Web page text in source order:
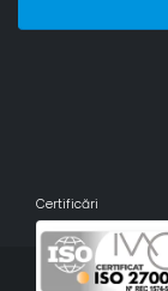
Certificări